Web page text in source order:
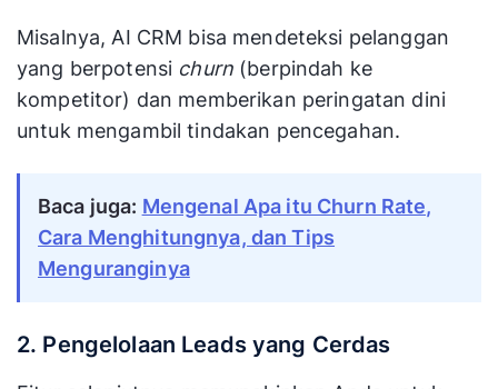
Misalnya, AI CRM bisa mendeteksi pelanggan
yang berpotensi churn (berpindah ke
kompetitor) dan memberikan peringatan dini
untuk mengambil tindakan pencegahan.
Baca juga: Mengenal Apa itu Churn Rate,
Cara Menghitungnya, dan Tips
Menguranginya
2. Pengelolaan Leads yang Cerdas